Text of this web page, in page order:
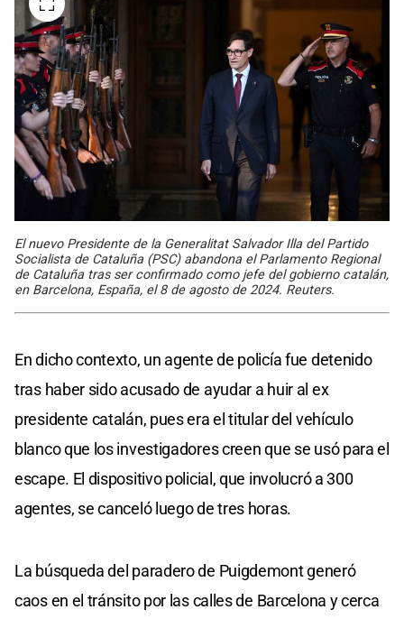
El nuevo Presidente de la Generalitat Salvador Illa del Partido
Socialista de Cataluña (PSC) abandona el Parlamento Regional
de Cataluña tras ser confirmado como jefe del gobierno catalán,
en Barcelona, ​​España, el 8 de agosto de 2024. Reuters.
En dicho contexto, un agente de policía fue detenido
tras haber sido acusado de ayudar a huir al ex
presidente catalán, pues era el titular del vehículo
blanco que los investigadores creen que se usó para el
escape. El dispositivo policial, que involucró a 300
agentes, se canceló luego de tres horas.
La búsqueda del paradero de Puigdemont generó
caos en el tránsito por las calles de Barcelona y cerca